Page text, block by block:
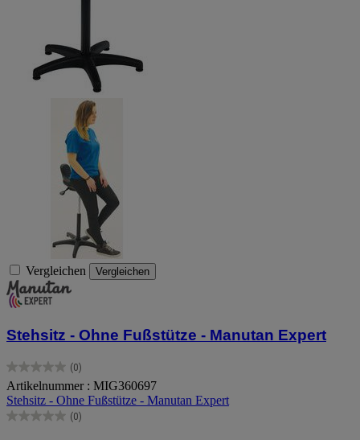
Vergleichen Vergleichen
Stehsitz - Ohne Fußstütze - Manutan Expert
(0)
0.0
von
5
Sternen.
Artikelnummer : MIG360697
Stehsitz - Ohne Fußstütze - Manutan Expert
(0)
0.0